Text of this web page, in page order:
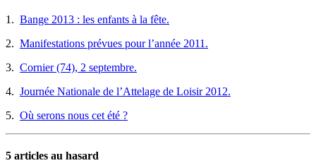
1. Bange 2013 : les enfants à la fête.
2. Manifestations prévues pour l’année 2011.
3. Cornier (74), 2 septembre.
4. Journée Nationale de l’Attelage de Loisir 2012.
5. Où serons nous cet été ?
5 articles au hasard